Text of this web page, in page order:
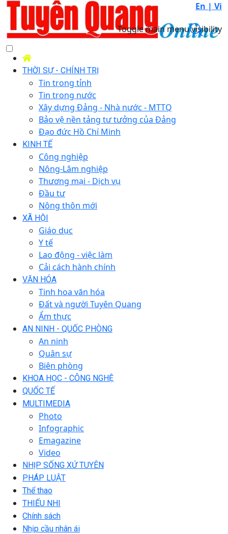
En | Vi
Toggle main menu visibility
THỜI SỰ - CHÍNH TRỊ
Tin trong tỉnh
Tin trong nước
Xây dựng Đảng - Nhà nước - MTTQ
Bảo vệ nền tảng tư tưởng của Đảng
Đạo đức Hồ Chí Minh
KINH TẾ
Công nghiệp
Nông-Lâm nghiệp
Thương mại - Dịch vụ
Đầu tư
Nông thôn mới
XÃ HỘI
Giáo dục
Y tế
Lao động - việc làm
Cải cách hành chính
VĂN HÓA
Tinh hoa văn hóa
Đất và người Tuyên Quang
Ẩm thực
AN NINH - QUỐC PHÒNG
An ninh
Quân sự
Biên phòng
KHOA HỌC - CÔNG NGHỆ
QUỐC TẾ
MULTIMEDIA
Photo
Infographic
Emagazine
Video
NHỊP SỐNG XỨ TUYÊN
PHÁP LUẬT
Thể thao
THIẾU NHI
Chính sách
Nhịp cầu nhân ái